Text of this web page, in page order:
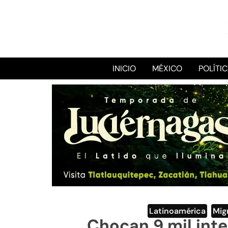
INICIO MÉXICO
Latinoamérica